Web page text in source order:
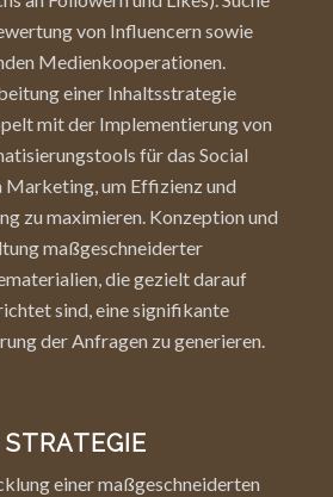
von Influencern sowie
Medienkooperationen.
einer Inhaltsstrategie
mit der Implementierung von
für das Social
Marketing, um Effizienz und
zu maximieren. Konzeption und
maßgeschneiderter
die gezielt darauf
sind, eine signifikante
der Anfragen zu generieren.
STRATEGIE
einer maßgeschneiderten